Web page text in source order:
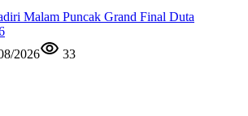
Malam Puncak Grand Final Duta
2026 33